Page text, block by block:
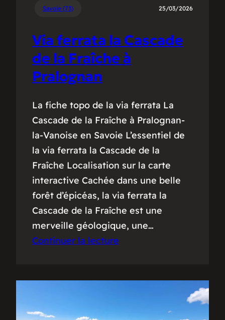
Savoie (73) 25/03/2026
Via ferrata la Cascade
de la Fraîche à
Pralognan
La fiche topo de la via ferrata La
Cascade de la Fraîche à Pralognan-
la-Vanoise en Savoie L’essentiel de
la via ferrata la Cascade de la
Fraîche Localisation sur la carte
interactive Cachée dans une belle
forêt d’épicéas, la via ferrata la
Cascade de la Fraîche est une
merveille géologique, une…
Continuer la lecture